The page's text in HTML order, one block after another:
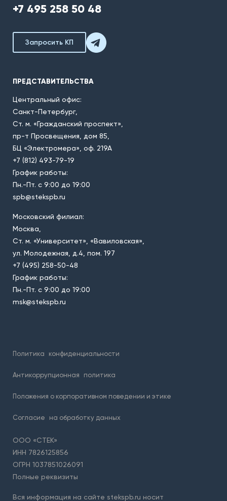
+7 495 258 50 48
Запросить КП
ПРЕДСТАВИТЕЛЬСТВА
Центральный офис:
Санкт-Петербург,
Ст. м. «Гражданский проспект»,
пр-т Просвещения, дом 85,
БЦ «Электромера», оф. 219А
+7 (812) 493-79-19
График работы:
Пн.-Пт. с 9:00 до 19:00
spb@stekspb.ru
Московский филиал:
Москва,
Ст. м. «Университет», «Вавиловская»,
ул. Молодежная, д.4, пом. 197
+7 (495) 258-50-48
График работы:
Пн.-Пт. с 9:00 до 19:00
msk@stekspb.ru
Политика конфиденциальности
Антикоррупционная политика
Положения о корпоративном поведении и этике
Согласие на обработку данных
ООО «СТЕК»
ИНН 7826125856
ОГРН 1037851026091
Полные реквизиты
Вся информация на сайте stekspb.ru носит